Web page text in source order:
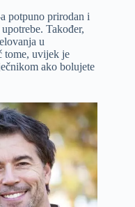
potpuno prirodan i
Također,
u
tome, uvijek je
ako bolujete